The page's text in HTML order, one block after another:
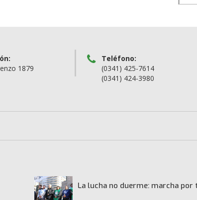
1879
Teléfono:
(0341) 425-7614
(0341) 424-3980
La lucha no duerme: marcha